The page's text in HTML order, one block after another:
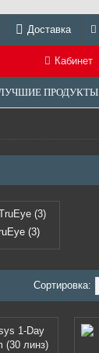
Доставка
Кабинет
ПРОДУКТЫ
(3)
Сортировка: